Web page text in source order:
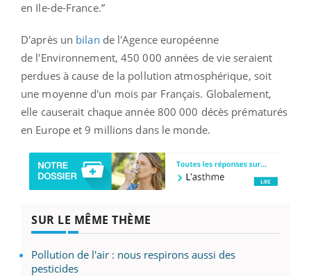
en Ile-de-France.”
D'après un bilan de l'Agence européenne
de l'Environnement, 450 000 années de vie seraient
perdues à cause de la pollution atmosphérique, soit
une moyenne d'un mois par Français. Globalement,
elle causerait chaque année 800 000 décès prématurés
en Europe et 9 millions dans le monde.
SUR LE MÊME THÈME
Pollution de l'air : nous respirons aussi des
pesticides